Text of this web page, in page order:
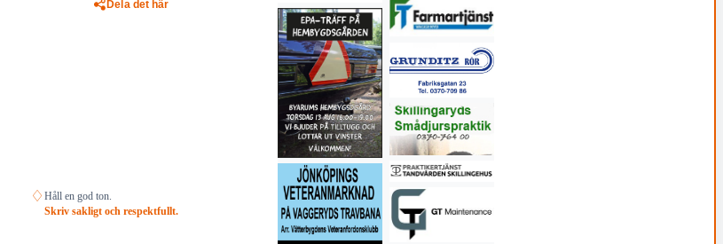
Dela det här
♢ Håll en god ton.
Skriv sakligt och respektfullt.